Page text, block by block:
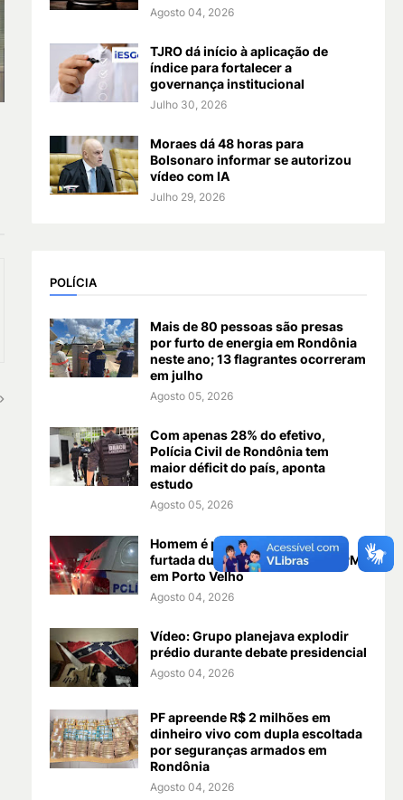
Agosto 04, 2026
TJRO dá início à aplicação de
índice para fortalecer a
governança institucional
Julho 30, 2026
Moraes dá 48 horas para
Bolsonaro informar se autorizou
vídeo com IA
Julho 29, 2026
POLÍCIA
Mais de 80 pessoas são presas
por furto de energia em Rondônia
neste ano; 13 flagrantes ocorreram
em julho
Agosto 05, 2026
Com apenas 28% do efetivo,
Polícia Civil de Rondônia tem
maior déficit do país, aponta
estudo
Agosto 05, 2026
Homem é preso com pistola
furtada durante abordagem da PM
em Porto Velho
Agosto 04, 2026
Vídeo: Grupo planejava explodir
prédio durante debate presidencial
Agosto 04, 2026
PF apreende R$ 2 milhões em
dinheiro vivo com dupla escoltada
por seguranças armados em
Rondônia
Agosto 04, 2026